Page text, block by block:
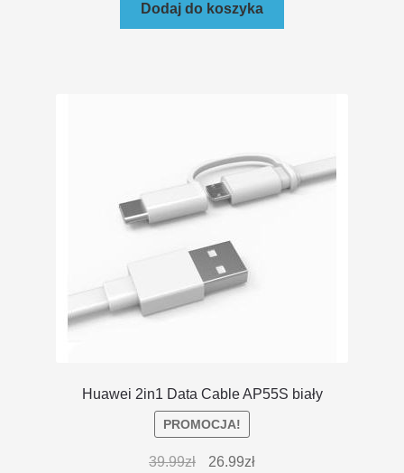
Dodaj do koszyka
Huawei 2in1 Data Cable AP55S biały
PROMOCJA!
39.99zł 26.99zł